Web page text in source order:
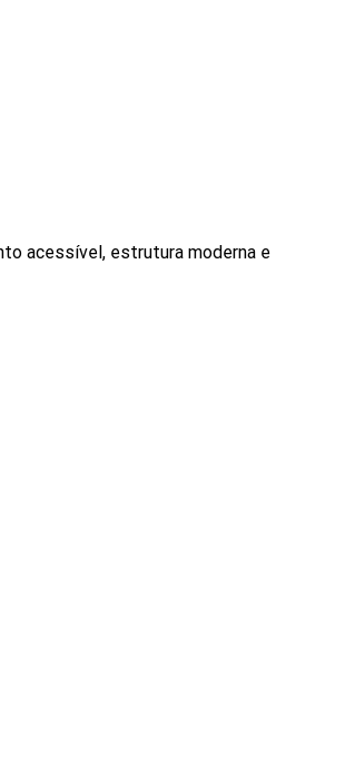
acessível, estrutura moderna e